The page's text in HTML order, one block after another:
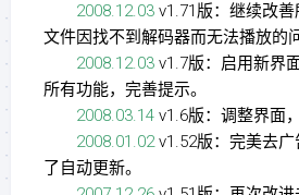
2008.12.03 v1.71版：继续改
文件因找不到解码器而无法播放的
2008.12.03 v1.7版：启用新界
所有功能，完善提示。
2008.03.14 v1.6版：调整界面
2008.01.02v1.52版：完美去
了自动更新。